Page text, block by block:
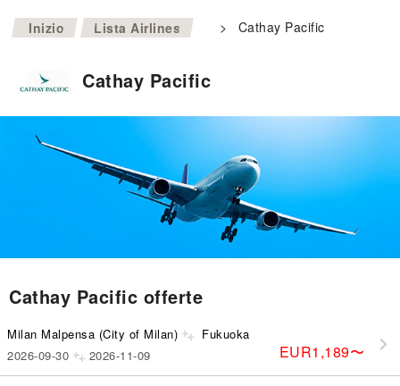
Inizio >
Lista Airlines > Cathay Pacific
Cathay Pacific
Cathay Pacific offerte
Milan Malpensa (City of Milan) Fukuoka
EUR1,189〜
2026-09-30 2026-11-09